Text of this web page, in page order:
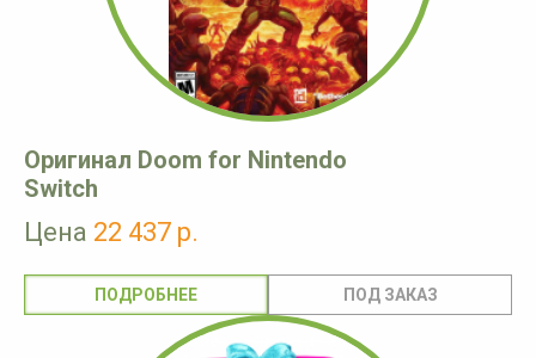
Оригинал Doom for Nintendo
Switch
Цена 22 437 р.
ПОДРОБНЕЕ